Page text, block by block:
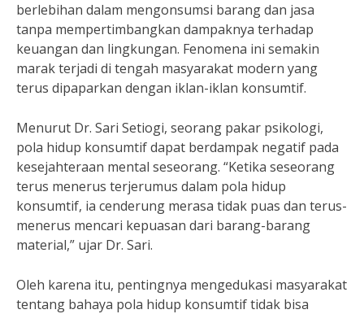
berlebihan dalam mengonsumsi barang dan jasa
tanpa mempertimbangkan dampaknya terhadap
keuangan dan lingkungan. Fenomena ini semakin
marak terjadi di tengah masyarakat modern yang
terus dipaparkan dengan iklan-iklan konsumtif.
Menurut Dr. Sari Setiogi, seorang pakar psikologi,
pola hidup konsumtif dapat berdampak negatif pada
kesejahteraan mental seseorang. “Ketika seseorang
terus menerus terjerumus dalam pola hidup
konsumtif, ia cenderung merasa tidak puas dan terus-
menerus mencari kepuasan dari barang-barang
material,” ujar Dr. Sari.
Oleh karena itu, pentingnya mengedukasi masyarakat
tentang bahaya pola hidup konsumtif tidak bisa